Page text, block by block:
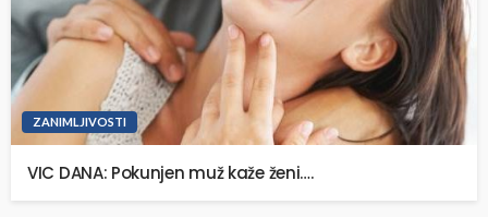
ZANIMLJIVOSTI
VIC DANA: Pokunjen muž kaže ženi….